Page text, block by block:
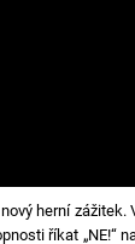
herní zážitek.
říkat „NE!“